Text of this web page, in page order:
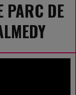
PARC DE